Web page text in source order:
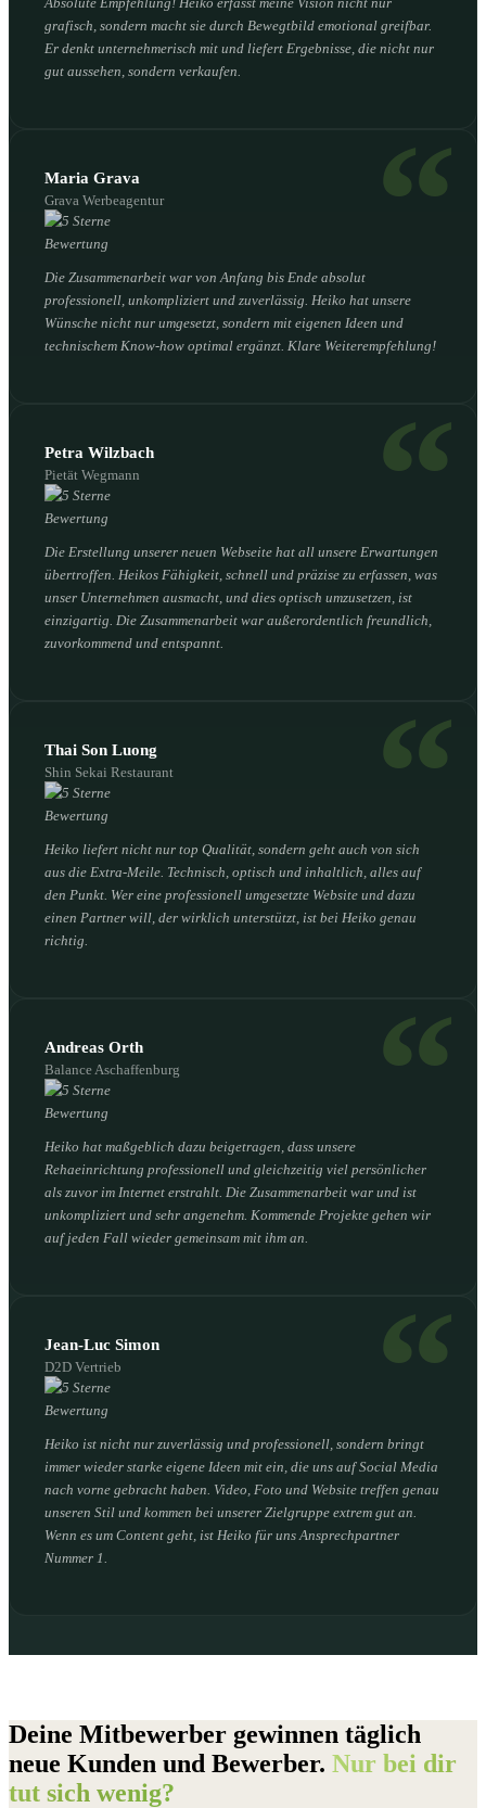
grafisch, sondern macht sie durch Bewegtbild emotional greifbar.
Er denkt unternehmerisch mit und liefert Ergebnisse, die nicht nur
gut aussehen, sondern verkaufen.
Maria Grava
Grava Werbeagentur
Die Zusammenarbeit war von Anfang bis Ende absolut
professionell, unkompliziert und zuverlässig. Heiko hat unsere
Wünsche nicht nur umgesetzt, sondern mit eigenen Ideen und
technischem Know-how optimal ergänzt. Klare Weiterempfehlung!
Petra Wilzbach
Pietät Wegmann
Die Erstellung unserer neuen Webseite hat all unsere Erwartungen
übertroffen. Heikos Fähigkeit, schnell und präzise zu erfassen, was
unser Unternehmen ausmacht, und dies optisch umzusetzen, ist
einzigartig. Die Zusammenarbeit war außerordentlich freundlich,
zuvorkommend und entspannt.
Thai Son Luong
Shin Sekai Restaurant
Heiko liefert nicht nur top Qualität, sondern geht auch von sich
aus die Extra-Meile. Technisch, optisch und inhaltlich, alles auf
den Punkt. Wer eine professionell umgesetzte Website und dazu
einen Partner will, der wirklich unterstützt, ist bei Heiko genau
richtig.
Andreas Orth
Balance Aschaffenburg
Heiko hat maßgeblich dazu beigetragen, dass unsere
Rehaeinrichtung professionell und gleichzeitig viel persönlicher
als zuvor im Internet erstrahlt. Die Zusammenarbeit war und ist
unkompliziert und sehr angenehm. Kommende Projekte gehen wir
auf jeden Fall wieder gemeinsam mit ihm an.
Jean-Luc Simon
D2D Vertrieb
Heiko ist nicht nur zuverlässig und professionell, sondern bringt
immer wieder starke eigene Ideen mit ein, die uns auf Social Media
nach vorne gebracht haben. Video, Foto und Website treffen genau
unseren Stil und kommen bei unserer Zielgruppe extrem gut an.
Wenn es um Content geht, ist Heiko für uns Ansprechpartner
Nummer 1.
Deine Mitbewerber gewinnen täglich
neue Kunden und Bewerber. Nur bei dir
tut sich wenig?